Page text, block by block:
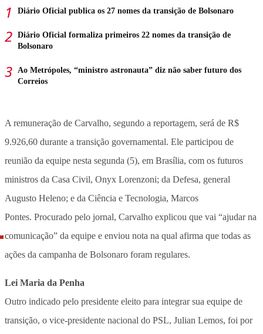
Diário Oficial publica os 27 nomes da transição de Bolsonaro
Diário Oficial formaliza primeiros 22 nomes da transição de
Bolsonaro
Ao Metrópoles, “ministro astronauta” diz não saber futuro dos
Correios
A remuneração de Carvalho, segundo a reportagem, será de R$
9.926,60 durante a transição governamental. Ele participou de
reunião da equipe nesta segunda (5), em Brasília, com os futuros
ministros da Casa Civil, Onyx Lorenzoni; da Defesa, general
Augusto Heleno; e da Ciência e Tecnologia, Marcos
Pontes. Procurado pelo jornal, Carvalho explicou que vai “ajudar na
comunicação” da equipe e enviou nota na qual afirma que todas as
ações da campanha de Bolsonaro foram regulares.
Lei Maria da Penha
Outro indicado pelo presidente eleito para integrar sua equipe de
transição, o vice-presidente nacional do PSL, Julian Lemos, foi por